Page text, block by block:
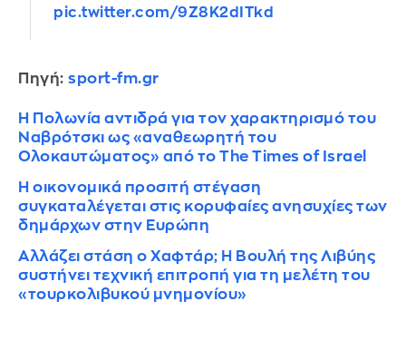
pic.twitter.com/9Z8K2dITkd
Πηγή: sport-fm.gr
Η Πολωνία αντιδρά για τον χαρακτηρισμό του
Ναβρότσκι ως «αναθεωρητή του
Ολοκαυτώματος» από το The Times of Israel
Η οικονομικά προσιτή στέγαση
συγκαταλέγεται στις κορυφαίες ανησυχίες των
δημάρχων στην Ευρώπη
Αλλάζει στάση ο Χαφτάρ; Η Βουλή της Λιβύης
συστήνει τεχνική επιτροπή για τη μελέτη του
«τουρκολιβυκού μνημονίου»